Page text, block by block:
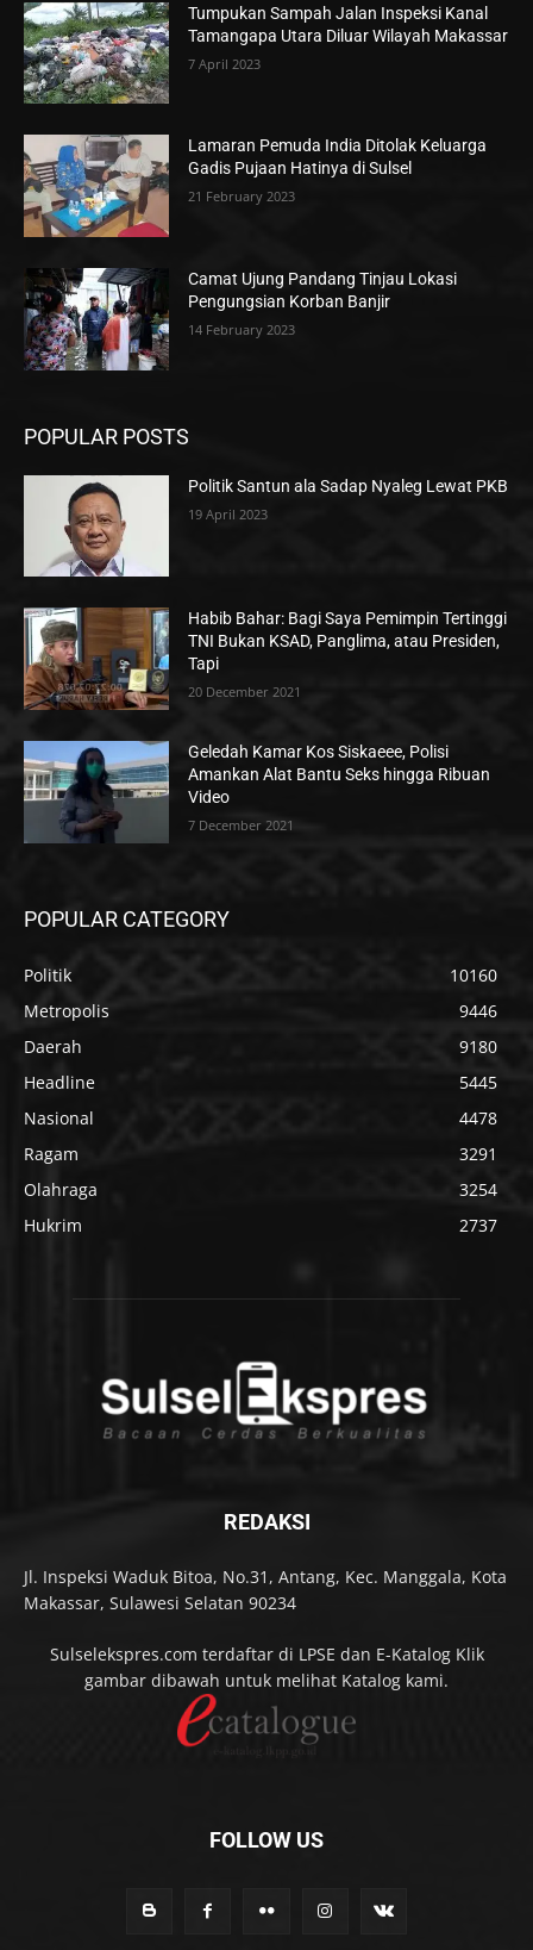
Tumpukan Sampah Jalan Inspeksi Kanal
Tamangapa Utara Diluar Wilayah Makassar
7 April 2023
Lamaran Pemuda India Ditolak Keluarga
Gadis Pujaan Hatinya di Sulsel
21 February 2023
Camat Ujung Pandang Tinjau Lokasi
Pengungsian Korban Banjir
14 February 2023
POPULAR POSTS
Politik Santun ala Sadap Nyaleg Lewat PKB
19 April 2023
Habib Bahar: Bagi Saya Pemimpin Tertinggi
TNI Bukan KSAD, Panglima, atau Presiden,
Tapi
20 December 2021
Geledah Kamar Kos Siskaeee, Polisi
Amankan Alat Bantu Seks hingga Ribuan
Video
7 December 2021
POPULAR CATEGORY
Politik
10160
Metropolis
9446
Daerah
9180
Headline
5445
Nasional
4478
Ragam
3291
Olahraga
3254
Hukrim
2737
REDAKSI
Jl. Inspeksi Waduk Bitoa, No.31, Antang, Kec. Manggala, Kota
Makassar, Sulawesi Selatan 90234
Sulselekspres.com terdaftar di LPSE dan E-Katalog Klik
gambar dibawah untuk melihat Katalog kami.
FOLLOW US